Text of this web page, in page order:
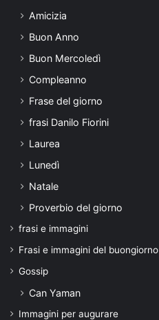
Amicizia
Buon Anno
Buon Mercoledì
Compleanno
Frase del giorno
frasi Danilo Fiorini
Laurea
Lunedì
Natale
Proverbio del giorno
frasi e immagini
Frasi e immagini del buongiorno
Gossip
Can Yaman
Immagini per augurare